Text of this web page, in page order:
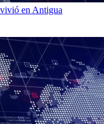
en Antigua